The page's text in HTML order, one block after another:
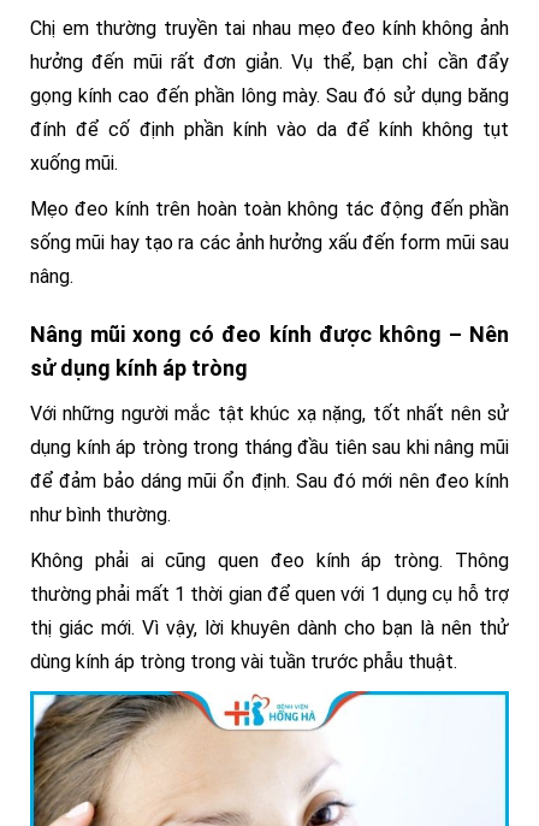
Chị em thường truyền tai nhau mẹo đeo kính không ảnh
hưởng đến mũi rất đơn giản. Vụ thể, bạn chỉ cần đẩy
gọng kính cao đến phần lông mày. Sau đó sử dụng băng
đính để cố định phần kính vào da để kính không tụt
xuống mũi.
Mẹo đeo kính trên hoàn toàn không tác động đến phần
sống mũi hay tạo ra các ảnh hưởng xấu đến form mũi sau
nâng.
Nâng mũi xong có đeo kính được không – Nên
sử dụng kính áp tròng
Với những người mắc tật khúc xạ nặng, tốt nhất nên sử
dụng kính áp tròng trong tháng đầu tiên sau khi nâng mũi
để đảm bảo dáng mũi ổn định. Sau đó mới nên đeo kính
như bình thường.
Không phải ai cũng quen đeo kính áp tròng. Thông
thường phải mất 1 thời gian để quen với 1 dụng cụ hỗ trợ
thị giác mới. Vì vậy, lời khuyên dành cho bạn là nên thử
dùng kính áp tròng trong vài tuần trước phẫu thuật.